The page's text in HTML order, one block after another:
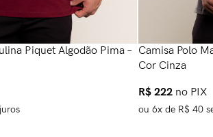
Piquet Algodão Pima – Camisa Polo
Cor Cinza
R$ 222 no PIX
ou 6x de R$ 40